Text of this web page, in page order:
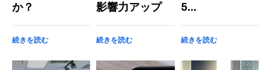
か？
続きを読む
影響力アップ
続きを読む
5...
続きを読む